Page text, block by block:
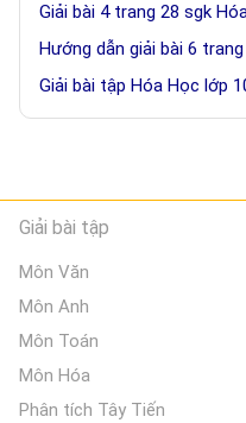
Giải bài 4 trang 28 sgk
Hướng dẫn giải bài 6
Giải bài tập Hóa Học lớp
Giải bài tập
Môn Văn
Môn Anh
Môn Toán
Môn Hóa
Phân tích Tây Tiến